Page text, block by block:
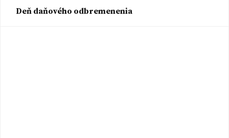
Deň daňového odbremenenia